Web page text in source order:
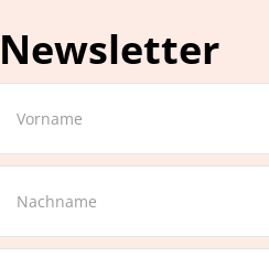
Newsletter